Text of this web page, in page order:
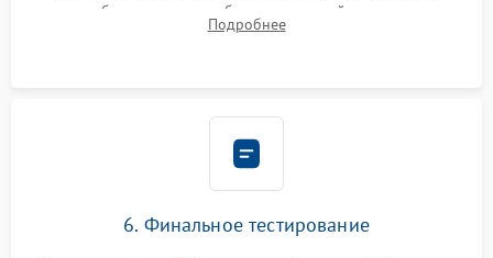
калибровки констант батареи, настройки порогов
срабатывания AVR и сброса счетчиков старения АКБ.
Подробнее
6. Финальное тестирование